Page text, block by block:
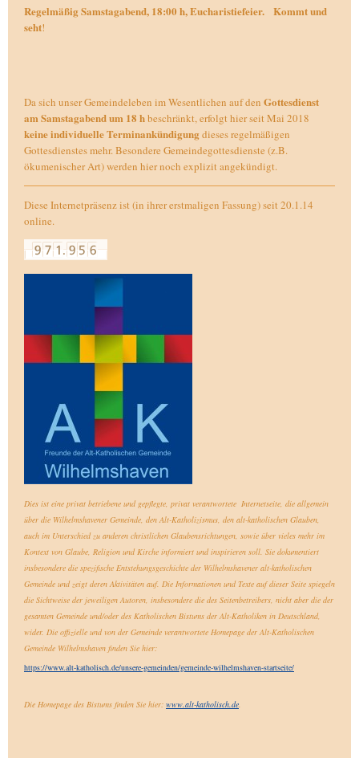
Regelmäßig Samstagabend, 18:00 h, Eucharistiefeier. Kommt und
seht!
Da sich unser Gemeindeleben im Wesentlichen auf den Gottesdienst
am Samstagabend um 18 hbeschränkt, erfolgt hier seit Mai 2018
keine individuelle Terminankündigungdieses regelmäßigen
Gottesdienstes mehr. Besondere Gemeindegottesdienste (z.B.
ökumenischer Art) werden hier noch explizit angekündigt.
Diese Internetpräsenz ist (in ihrer erstmaligen Fassung) seit 20.1.14
online.
Dies ist eine privat betriebene und gepflegte, privat verantwortete Internetseite, die allgemein
über die Wilhelmshavener Gemeinde, den Alt-Katholizismus, den alt-katholischen Glauben,
auch im Unterschied zu anderen christlichen Glaubensrichtungen, sowie über vieles mehr im
Kontext von Glaube, Religion und Kirche informiert und inspirieren soll. Sie dokumentiert
insbesondere die spezifische Entstehungsgeschichte der Wilhelmshavener alt-katholischen
Gemeinde und zeigt deren Aktivitäten auf. Die Informationen und Texte auf dieser Seite spiegeln
die Sichtweise der jeweiligen Autoren, insbesondere die des Seitenbetreibers, nicht aber die der
gesamten Gemeinde und/oder des Katholischen Bistums der Alt-Katholiken in Deutschland,
wider. Die offizielle und von der Gemeinde verantwortete Homepage der Alt-Katholischen
Gemeinde Wilhelmshaven finden Sie hier:
https://www.alt-katholisch.de/unsere-gemeinden/gemeinde-wilhelmshaven-startseite/
Die Homepage des Bistums finden Sie hier: www.alt-katholisch.de.